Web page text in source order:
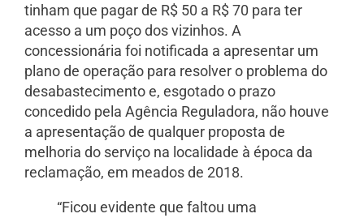
tinham que pagar de R$ 50 a R$ 70 para ter
acesso a um poço dos vizinhos. A
concessionária foi notificada a apresentar um
plano de operação para resolver o problema do
desabastecimento e, esgotado o prazo
concedido pela Agência Reguladora, não houve
a apresentação de qualquer proposta de
melhoria do serviço na localidade à época da
reclamação, em meados de 2018.
“Ficou evidente que faltou uma